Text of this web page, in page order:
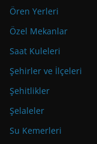
Ören Yerleri
Özel Mekanlar
Saat Kuleleri
Şehirler ve İlçeleri
Şehitlikler
Şelaleler
Su Kemerleri